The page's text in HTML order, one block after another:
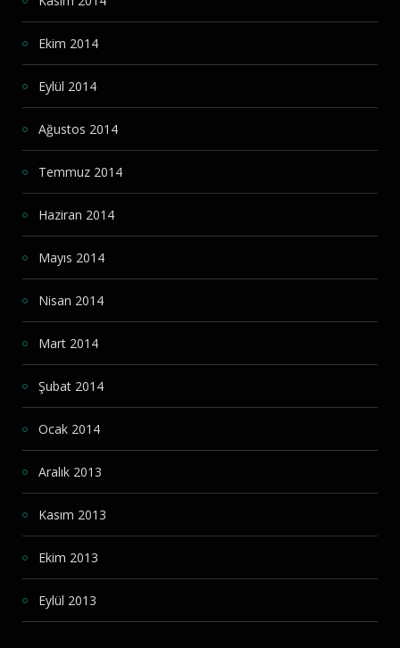
Ekim 2014
Eylül 2014
Ağustos 2014
Temmuz 2014
Haziran 2014
Mayıs 2014
Nisan 2014
Mart 2014
Şubat 2014
Ocak 2014
Aralık 2013
Kasım 2013
Ekim 2013
Eylül 2013